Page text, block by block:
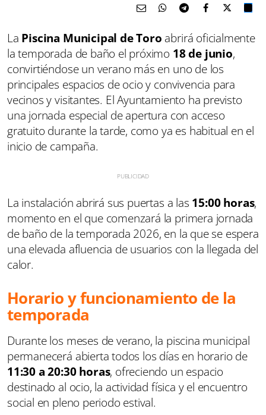
La Piscina Municipal de Toro abrirá oficialmente
la temporada de baño el próximo 18 de junio,
convirtiéndose un verano más en uno de los
principales espacios de ocio y convivencia para
vecinos y visitantes. El Ayuntamiento ha previsto
una jornada especial de apertura con acceso
gratuito durante la tarde, como ya es habitual en el
inicio de campaña.
La instalación abrirá sus puertas a las 15:00 horas,
momento en el que comenzará la primera jornada
de baño de la temporada 2026, en la que se espera
una elevada afluencia de usuarios con la llegada del
calor.
Horario y funcionamiento de la
temporada
Durante los meses de verano, la piscina municipal
permanecerá abierta todos los días en horario de
11:30 a 20:30 horas, ofreciendo un espacio
destinado al ocio, la actividad física y el encuentro
social en pleno periodo estival.